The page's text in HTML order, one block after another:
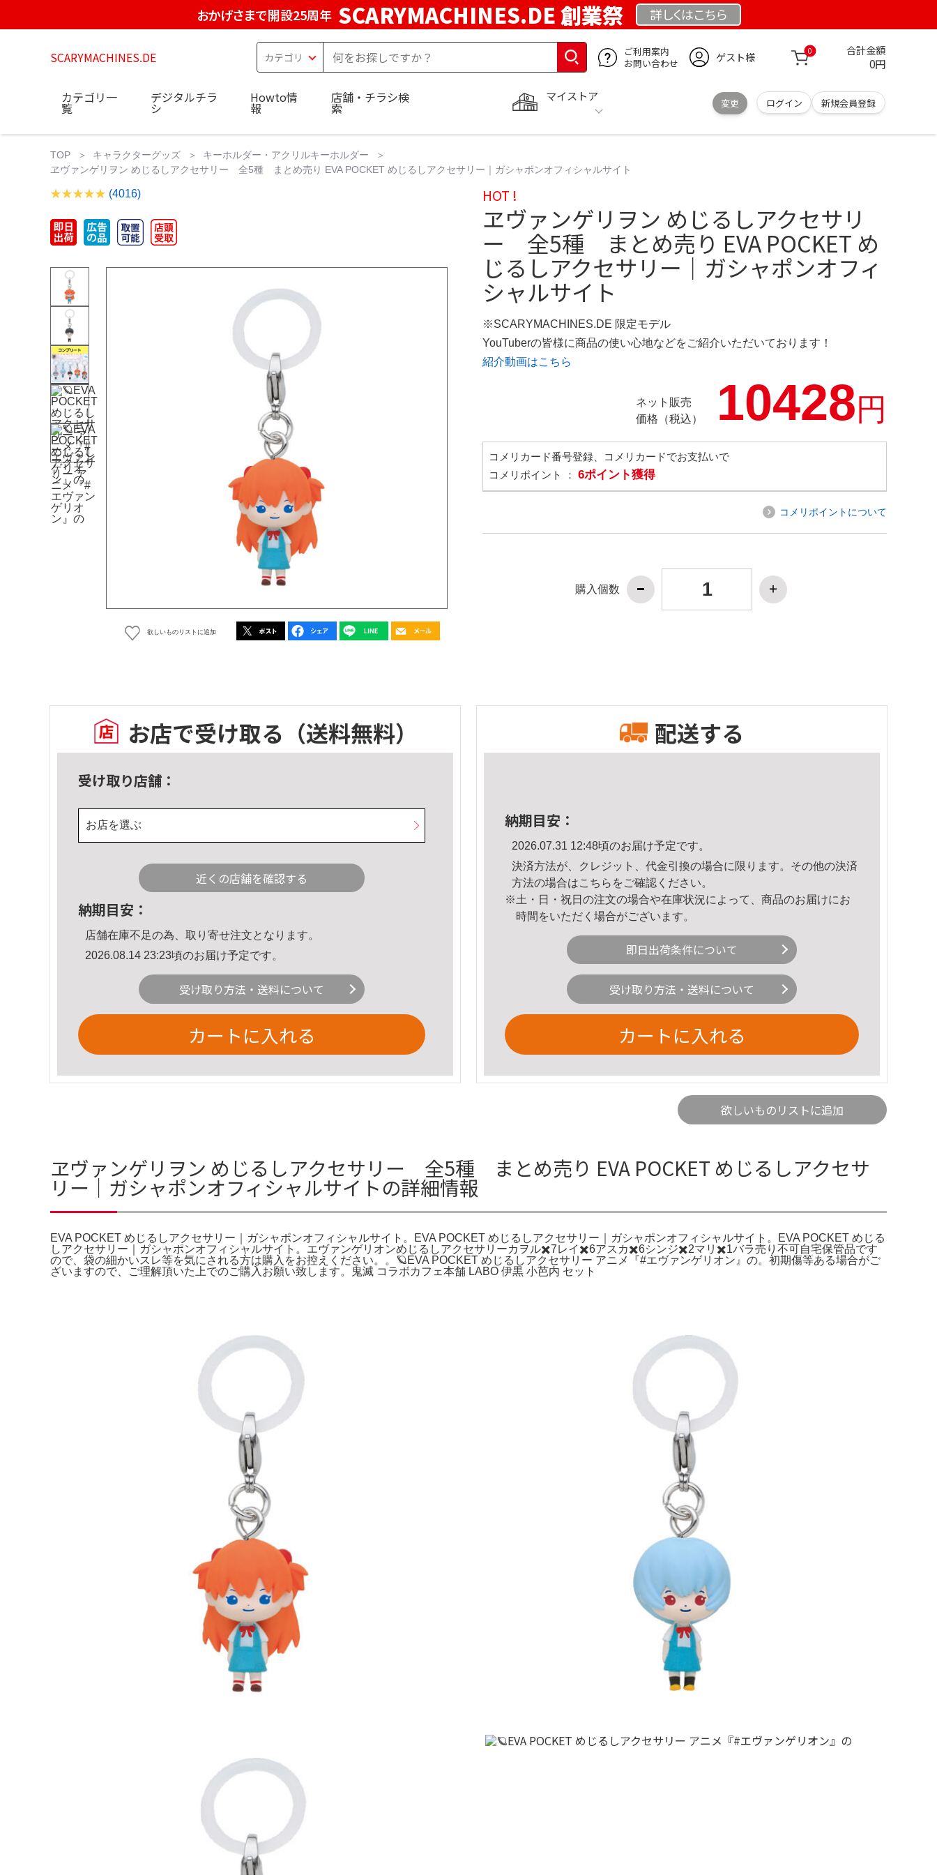
おかげさまで開設25周年 SCARYMACHINES.DE 創業祭 詳しくはこちら
SCARYMACHINES.DE
ご利用案内
お問い合わせ
ゲスト様 0 合計金額
0円
マイストア
変更 ログイン 新規会員登録
カテゴリ一
覧
デジタルチラ
シ
Howto情
報
店舗・チラシ検
索
TOP キャラクターグッズ
キーホルダー・アクリルキーホルダー
ヱヴァンゲリヲン めじるしアクセサリー 全5種 まとめ売り EVA POCKET めじるしアクセサリー｜ガシャポンオフィシャルサイト
(4016)
欲しいものリストに追加
HOT !
ヱヴァンゲリヲン めじるしアクセサリ
ー 全5種 まとめ売り EVA POCKET め
じるしアクセサリー｜ガシャポンオフィ
シャルサイト
※SCARYMACHINES.DE 限定モデル
YouTuberの皆様に商品の使い心地などをご紹介いただいております！
紹介動画はこちら
ネット販売
価格（税込）
10428円
コメリカード番号登録、コメリカードでお支払いで
コメリポイント ： 6ポイント獲得
コメリポイントについて
購入個数
お店で受け取る （送料無料）
受け取り店舗：
お店を選ぶ
近くの店舗を確認する
納期目安：
店舗在庫不足の為、取り寄せ注文となります。
2026.08.14 23:23頃のお届け予定です。
受け取り方法・送料について
カートに入れる
配送する
納期目安：
2026.07.31 12:48頃のお届け予定です。
決済方法が、クレジット、代金引換の場合に限ります。その他の決済
方法の場合はこちら をご確認ください。
※土・日・祝日の注文の場合や在庫状況によって、商品のお届けにお
時間をいただく場合がございます。
即日出荷条件について
受け取り方法・送料について
カートに入れる
欲しいものリストに追加
ヱヴァンゲリヲン めじるしアクセサリー 全5種 まとめ売り EVA POCKET めじるしアクセサ
リー｜ガシャポンオフィシャルサイトの詳細情報
EVA POCKET めじるしアクセサリー｜ガシャポンオフィシャルサイト。EVA POCKET めじるしアクセサリー｜ガシャポンオフィシャルサイト。EVA POCKET めじる
しアクセサリー｜ガシャポンオフィシャルサイト。エヴァンゲリオンめじるしアクセサリーカヲル✖️7レイ✖️6アスカ✖️6シンジ✖️2マリ✖️1バラ売り不可自宅保管品です
ので、袋の細かいスレ等を気にされる方は購入をお控えください。。🪐EVA POCKET めじるしアクセサリー アニメ『#エヴァンゲリオン』の。初期傷等ある場合がご
ざいますので、ご理解頂いた上でのご購入お願い致します。鬼滅 コラボカフェ本舗 LABO 伊黒 小芭内 セット